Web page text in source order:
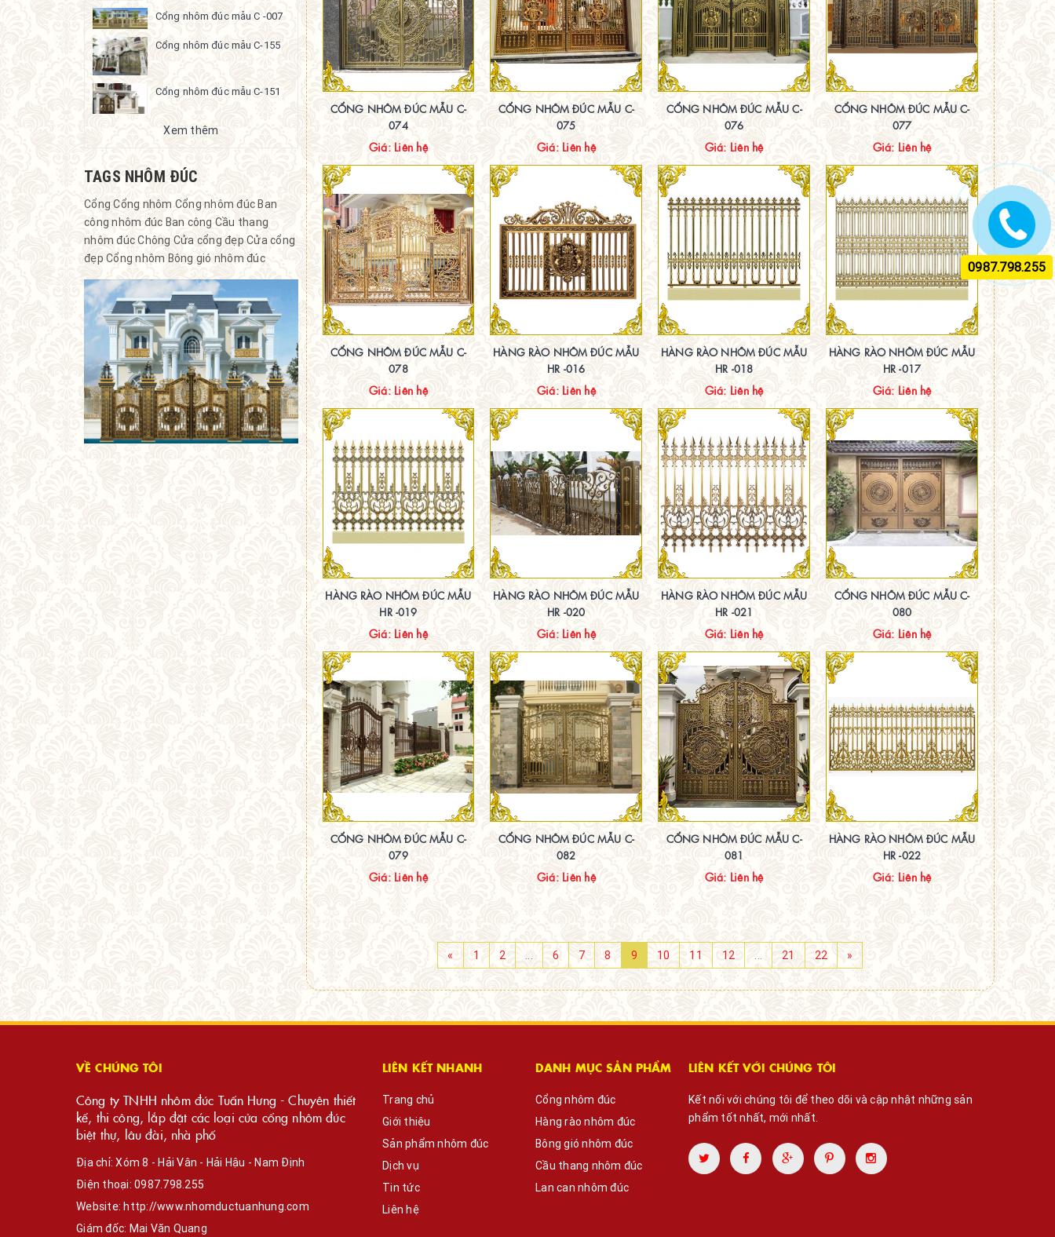
CỔNG NHÔM ĐÚC MẪU C-
074
Giá: Liên hệ
CỔNG NHÔM ĐÚC MẪU C-
075
Giá: Liên hệ
CỔNG NHÔM ĐÚC MẪU C-
076
Giá: Liên hệ
CỔNG NHÔM ĐÚC MẪU C-
077
Giá: Liên hệ
CỔNG NHÔM ĐÚC MẪU C-
078
Giá: Liên hệ
HÀNG RÀO NHÔM ĐÚC MẪU
HR -016
Giá: Liên hệ
HÀNG RÀO NHÔM ĐÚC MẪU
HR -018
Giá: Liên hệ
HÀNG RÀO NHÔM ĐÚC MẪU
HR -017
Giá: Liên hệ
HÀNG RÀO NHÔM ĐÚC MẪU
HR -019
Giá: Liên hệ
HÀNG RÀO NHÔM ĐÚC MẪU
HR -020
Giá: Liên hệ
HÀNG RÀO NHÔM ĐÚC MẪU
HR -021
Giá: Liên hệ
CỔNG NHÔM ĐÚC MẪU C-
080
Giá: Liên hệ
CỔNG NHÔM ĐÚC MẪU C-
079
Giá: Liên hệ
CỔNG NHÔM ĐÚC MẪU C-
082
Giá: Liên hệ
CỔNG NHÔM ĐÚC MẪU C-
081
Giá: Liên hệ
HÀNG RÀO NHÔM ĐÚC MẪU
HR -022
Giá: Liên hệ
« 1 2 ... 6 7 8 9 10 11 12 ... 21 22 »
Cổng nhôm đúc mẫu C -007
Cổng nhôm đúc mẫu C-155
Cổng nhôm đúc mẫu C-151
Xem thêm
TAGS NHÔM ĐÚC
Cổng Cổng nhôm Cổng nhôm đúcBan
công nhôm đúc Ban công Cầu thang
nhôm đúcChông Cửa cổng đẹp Cửa cổng
đẹp Cổng nhôm Bông gió nhôm đúc
VỀ CHÚNG TÔI
Công ty TNHH nhôm đúc Tuấn Hưng - Chuyên thiết
kế, thi công, lắp đặt các loại cửa cổng nhôm đúc
biệt thự, lâu đài, nhà phố
Địa chỉ: Xóm 8 - Hải Vân - Hải Hậu - Nam Định
Điện thoại: 0987.798.255
Website:http://www.nhomductuanhung.com
Giám đốc: Mai Văn Quang
LIÊN KẾT NHANH
Trang chủ
Giới thiệu
Sản phẩm nhôm đúc
Dịch vụ
Tin tức
Liên hệ
DANH MỤC SẢN PHẨM
Cổng nhôm đúc
Hàng rào nhôm đúc
Bông gió nhôm đúc
Cầu thang nhôm đúc
Lan can nhôm đúc
LIÊN KẾT VỚI CHÚNG TÔI
Kết nối với chúng tôi để theo dõi và cập nhật những sản
phẩm tốt nhất, mới nhất.
0987.798.255